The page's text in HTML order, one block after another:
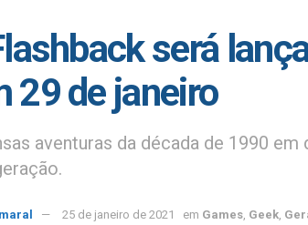
será
29 de janeiro
aventuras da década de 1990
25 de janeiro de 2021 em Games Geek